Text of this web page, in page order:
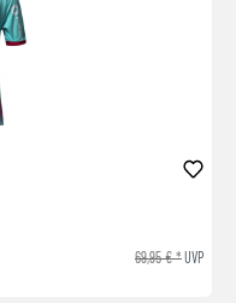
69,95 € *UVP